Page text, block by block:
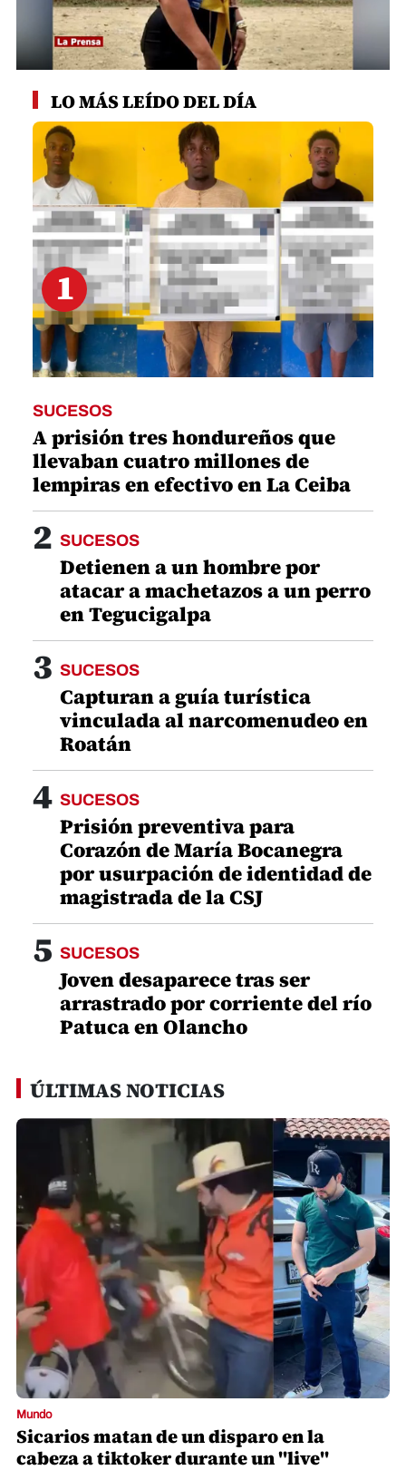
seconds
seconds
LO MÁS LEÍDO DEL DÍA
1
SUCESOS
A prisión tres hondureños que
llevaban cuatro millones de
lempiras en efectivo en La Ceiba
2 SUCESOS
Detienen a un hombre por
atacar a machetazos a un perro
en Tegucigalpa
3 SUCESOS
Capturan a guía turística
vinculada al narcomenudeo en
Roatán
4 SUCESOS
Prisión preventiva para
Corazón de María Bocanegra
por usurpación de identidad de
magistrada de la CSJ
5 SUCESOS
Joven desaparece tras ser
arrastrado por corriente del río
Patuca en Olancho
ÚLTIMAS NOTICIAS
Mundo
Sicarios matan de un disparo en la
cabeza a tiktoker durante un "live"